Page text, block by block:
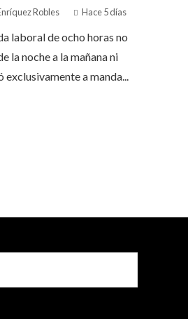
Robles Hace 5 días
laboral de ocho horas no
la noche a la mañana ni
exclusivamente a manda...